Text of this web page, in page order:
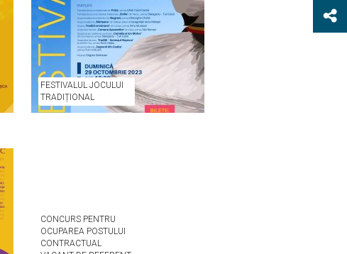
FESTIVALUL JOCULUI
TRADIȚIONAL
CONCURS PENTRU
OCUPAREA POSTULUI
CONTRACTUAL